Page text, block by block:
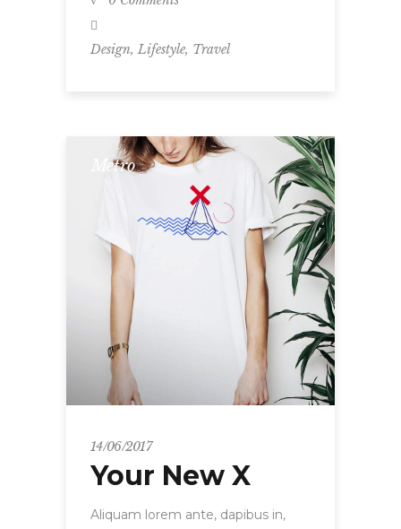
Design, Lifestyle, Travel
Metro
14/06/2017
Your New X
Aliquam lorem ante, dapibus in,